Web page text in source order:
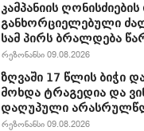
კამპანიის
განხორციელებული
სამ პირს ბრალდება
რეზონანსი 09.08.2026
ზღვაში 17 წლის ბიჭი
მოხდა ტრაგედია და
დაღუპული
რეზონანსი 09.08.2026